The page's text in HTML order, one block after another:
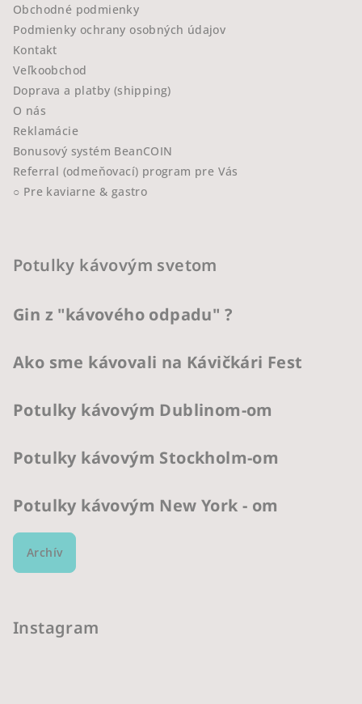
Obchodné podmienky
Podmienky ochrany osobných údajov
Kontakt
Veľkoobchod
Doprava a platby (shipping)
O nás
Reklamácie
Bonusový systém BeanCOIN
Referral (odmeňovací) program pre Vás
○ Pre kaviarne & gastro
Potulky kávovým svetom
Gin z "kávového odpadu" ?
Ako sme kávovali na Kávičkári Fest
Potulky kávovým Dublinom-om
Potulky kávovým Stockholm-om
Potulky kávovým New York - om
Archív
Instagram